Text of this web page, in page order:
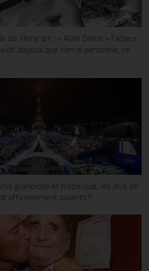
du 7ème art : « Alain Delon » l’acteur
abyssal que rien ni personne, ne
grandiose et historique, les jeux de
officiellement ouverts !!